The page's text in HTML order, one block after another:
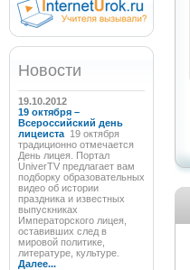
Новости
19.10.2012
19 октября –
Всероссийский день
лицеиста 19 октября
традиционно отмечается
День лицея. Портал
UniverTV предлагает вам
подборку образовательных
видео об истории
праздника и известных
выпускниках
Императорского лицея,
оставивших след в
мировой политике,
литературе, культуре.
Далее...